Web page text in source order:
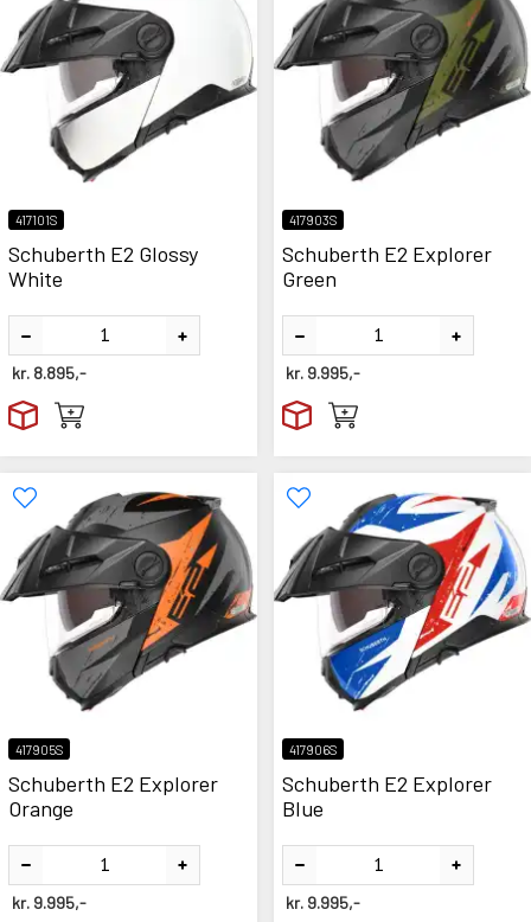
417101S
Schuberth E2 Glossy
White
kr. 8.895,-
417903S
Schuberth E2 Explorer
Green
kr. 9.995,-
417905S
Schuberth E2 Explorer
Orange
kr. 9.995,-
417906S
Schuberth E2 Explorer
Blue
kr. 9.995,-